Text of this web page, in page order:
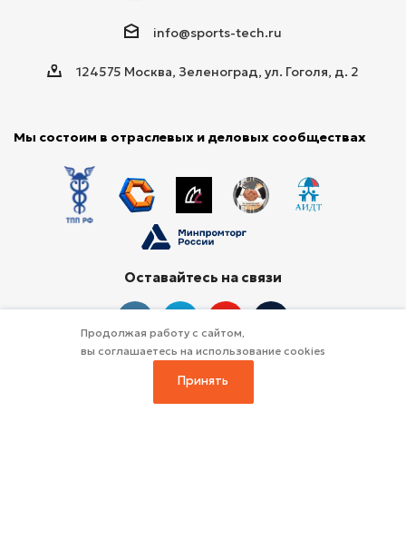
info@sports-tech.ru
124575 Москва, Зеленоград, ул. Гоголя, д. 2
Мы состоим в отраслевых и деловых сообществах
Оставайтесь на связи
Будьте всегда в курсе!
Продолжая работу с сайтом,
вы соглашаетесь на использование cookies
Принять